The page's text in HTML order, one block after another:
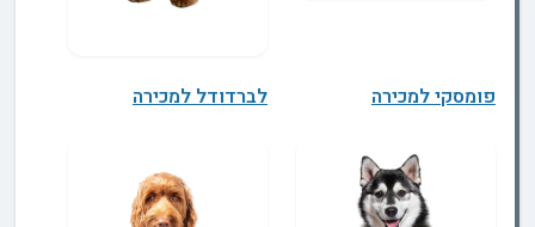
פומסקי למכירה לברדודל למכירה